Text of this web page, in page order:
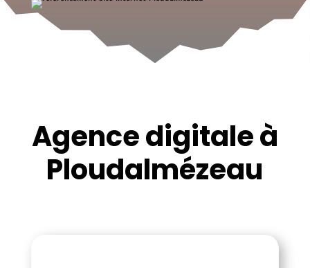
Agence digitale à
Ploudalmézeau